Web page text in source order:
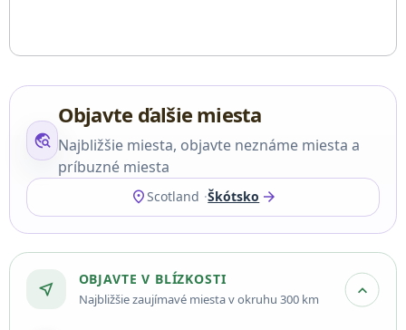
travel_explore
Objavte ďalšie miesta
Najbližšie miesta, objavte neznáme miesta a
príbuzné miesta
location_onScotland Škótsko arrow_forward
near_me
OBJAVTE V BLÍZKOSTI
Najbližšie zaujímavé miesta v okruhu 300 km expand_more